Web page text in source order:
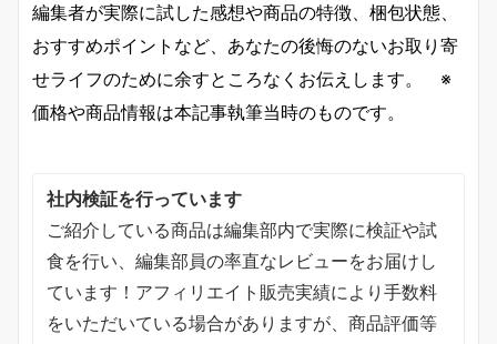
編集者が実際に試した感想や商品の特徴、梱包状態、
おすすめポイントなど、あなたの後悔のないお取り寄
せライフのために余すところなくお伝えします。 ※
価格や商品情報は本記事執筆当時のものです。
社内検証を行っています
ご紹介している商品は編集部内で実際に検証や試
食を行い、編集部員の率直なレビューをお届けし
ています！アフィリエイト販売実績により手数料
をいただいている場合がありますが、商品評価等